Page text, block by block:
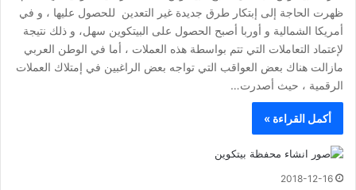
ظهرت الحاجة إلى إبتكار طرق جديدة غير التعدين للحصول عليها ، و في
أمريكا الشمالية و أوربا أصبح الحصول على البيتكوين سهل، و ذلك نتيجة
لإعتماد التعاملات التي تتم بواسطة هذه العملات ، أما في الوطن العربي
مازالت هناك بعض العواقب التي تواجه بعض الراغبين في إمتلاك العملات
الرقمية ، حيث أصدرت…
أكمل القراءة »
2018-12-16